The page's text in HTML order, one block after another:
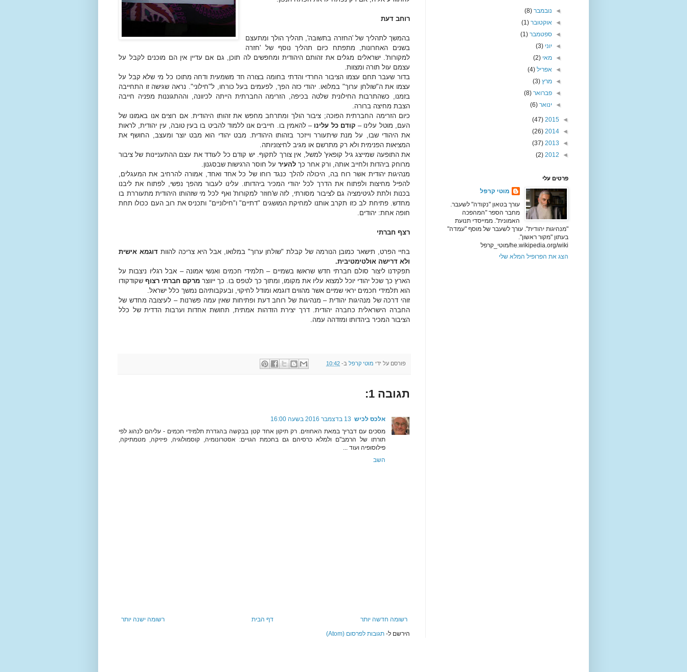
רוחב דעת
בהמשך לתהליך של 'החזרה בתשובה', תהליך הולך ומתעצם
בשנים האחרונות, מתפתח כיום תהליך נוסף של 'חזרה
למקורות'. ישראלים מגלים את זהותם היהודית ומחפשים לה תוכן, גם אם עדיין אין הם מוכנים לקבל על
עצמם עול תורה ומצוות.
בדור שעבר תחם עצמו הציבור החרדי והדתי בחומה בצורה חד משמעית ודחה מתוכו כל מי שלא קבל על
עצמו את ה"שולחן ערוך" במלואו. יהודי כזה הפך, לפעמים בעל כורחו, ל"חילוני". נראה שגישה זו התחייבה
בזמנו, כשהתרבות החילונית שלטה בכיפה, הזרימה החברתית הייתה לכיוונה, וההתגוננות מפניה חייבה
הצבת מחיצה ברורה.
כיום הזרימה החברתית הפוכה; ציבור הולך ומתרחב מחפש את זהותו היהודית. אם רוצים אנו באמונו של
העם, מוטל עלינו – קודם כל עלינו – להאמין בו. חייבים אנו ללמוד להביט בו בעין טובה, עין יהודית, לראות
את היהודי שבו, על מנת שיתעורר וייזכר בזהותו היהודית. מבט יהודי הוא מבט יוצר ומעצב, החושף את
המציאות הפנימית ולא רק מתרשם או מגיב לחיצוניותה.
את התופעה שמייצג גיל קופאץ' למשל, אין צורך לתקוף. יש קודם כל לעודד את עצם ההתעניינות של ציבור
מרוחק ביהדות ולחייב אותה, ורק אחר כך להעיר על חוסר הרגישות שבסגנון.
מנהיגות יהודית אשר רוח בה, היכולה להלך כנגד רוחו של כל אחד ואחד, אמורה להרחיב את המעגלים,
להפיל מחיצות ולפתוח את הדרך לכל יהודי המכיר ביהדותו. עלינו לעבור מהפך נפשי, לפתוח את ליבנו
בכנות ולתת לגיטימציה גם לציבור מסורתי, לזה ש'חוזר למקורות' ואף לכל מי שזהותו היהודית מתעוררת בו
מחדש. פתיחת לב כזו תקרב אותנו למחיקת המושגים "דתיים" ו"חילוניים" ותכניס את רוב העם ככולו תחת
חופה אחת: יהודים.
רצף חברתי
בחיי הפרט, תישאר כמובן הנורמה של קבלת "שולחן ערוך" במלואו, אבל היא צריכה להוותדוגמא אישית
ולא דרישה אולטימטיבית.
תפקידנו ליצור סולם חברתי חדש שראשו בשמיים – תלמידי חכמים ואנשי אמונה – אבל רגליו ניצבות על
הארץ כך שכל יהודי יוכל למצוא עליו את מקומו, ומתוך כך לטפס בו. כך ייווצר מרקם חברתי רצוף שקודקודו
הוא תלמידי חכמים יראי שמיים אשר מהווים דוגמא ומודל לחיקוי, ובעקבותיהם נמשך כלל ישראל.
זוהי דרכה של מנהיגות יהודית – מנהיגות של רוחב דעת ופתיחות שאין עמה פשרנות – לעיצובה מחדש של
החברה הישראלית כחברה יהודית. דרך יצירת הזדהות אמתית, תחושת אחדות וערבות הדדית של כלל
הציבור המכיר ביהדותו ומזדהה עמה.
פורסם על ידי מוטי קרפל ב- 10:42
תגובה 1:
אלכס לכיש 13 בדצמבר 2016 בשעה 16:00
מסכים עם דבריך במאת האחוזים. רק תיקון אחד קטן בבקשה בהגדרת תלמידי חכמים - עליהם לנהוג לפי
תורתו של הרמב"ם ולמלא כרסיהם גם בחכמת הגויים: אסטרונומיה, קוסמולוגיה, פיזיקה, מטמתיקה,
פילוסופיה ועוד ...
השב
רשומה חדשה יותר רשומה ישנה יותר
דף הבית
הירשם ל- תגובות לפרסום (Atom)
◄ נובמבר(8)
◄ אוקטובר(1)
◄ספטמבר(1)
◄ יוני(3)
◄מאי(2)
◄ אפריל(4)
◄מרץ(3)
◄פברואר(8)
◄ ינואר(6)
◄
2015
(47)
◄
2014
(26)
◄
2013
(37)
◄
2012
(2)
פרטים עלי
מוטי קרפל
עורך בטאון "נקודה" לשעבר.
מחבר הספר "המהפכה
האמונית". ממייסדי תנועת
"מנהיגות יהודית". עורך לשעבר של מוסף "עמדה"
בעתון "מקור ראשון".
he.wikipedia.org/wiki/מוטי_קרפל
הצג את הפרופיל המלא שלי